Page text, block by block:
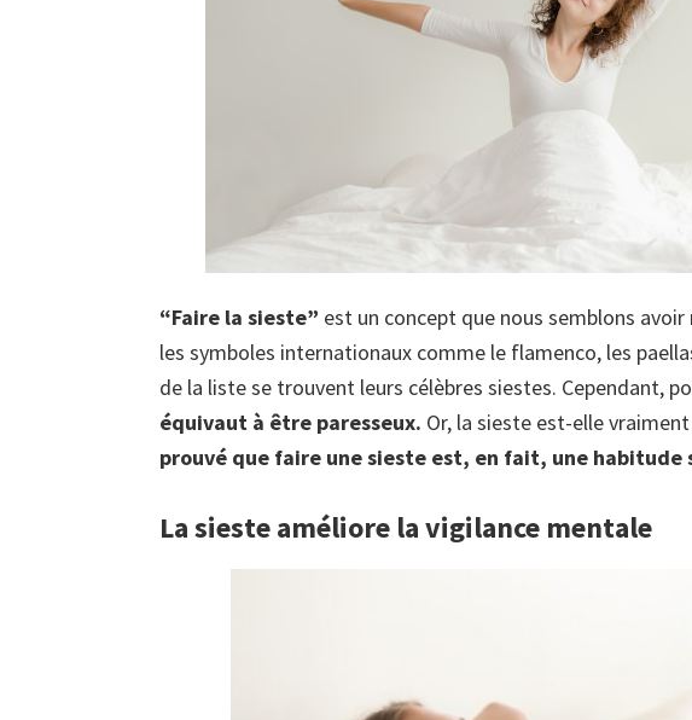
“Faire la sieste” est un concept que nous semblons
les symboles internationaux comme le flamenco, les
de la liste se trouvent leurs célèbres siestes. Cependant,
équivaut à être paresseux. Or, la sieste est-elle
prouvé que faire une sieste est, en fait, une habitude
La sieste améliore la vigilance mentale